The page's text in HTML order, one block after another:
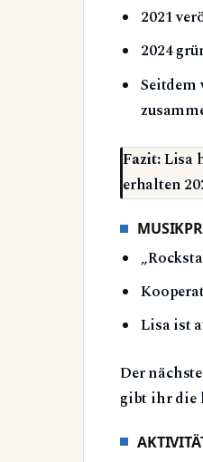
2021
2024
Fazit:Lisa
erhalten
Lisa ist
Der
gibt ihr die